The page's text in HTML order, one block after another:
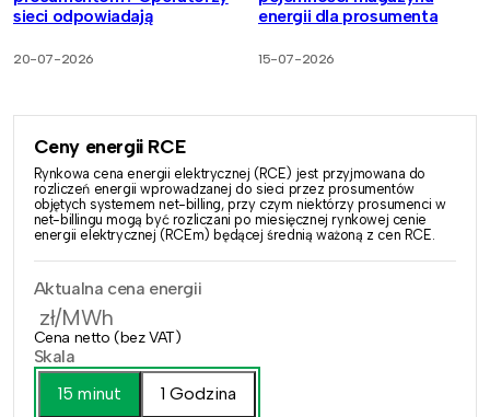
sieci odpowiadają
20-07-2026
energii dla prosumenta
15-07-2026
Ceny energii RCE
Rynkowa cena energii elektrycznej (RCE) jest przyjmowana do
rozliczeń energii wprowadzanej do sieci przez prosumentów
objętych systemem net-billing, przy czym niektórzy prosumenci w
net-billingu mogą być rozliczani po miesięcznej rynkowej cenie
energii elektrycznej (RCEm) będącej średnią ważoną z cen RCE.
Aktualna cena energii
zł/MWh
Cena netto (bez VAT)
Skala
15 minut
1 Godzina